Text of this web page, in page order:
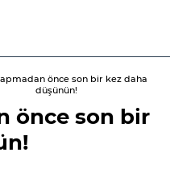
önce son bir kez daha
düşünün!
önce son bir